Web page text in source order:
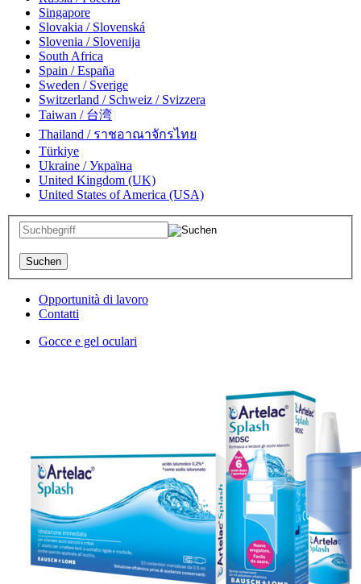
Singapore
Slovakia / Slovenská
Slovenia / Slovenija
South Africa
Spain / España
Sweden / Sverige
Switzerland / Schweiz / Svizzera
Taiwan / 台湾
Thailand / ราชอาณาจักรไทย
Türkiye
Ukraine / Україна
United Kingdom (UK)
United States of America (USA)
Opportunità di lavoro
Contatti
Gocce e gel oculari